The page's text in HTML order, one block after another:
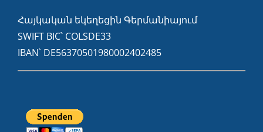
Հայկական եկեղեցին Գերմանիայում
SWIFT BIC՝ COLSDE33
IBAN՝ DE56370501980002402485